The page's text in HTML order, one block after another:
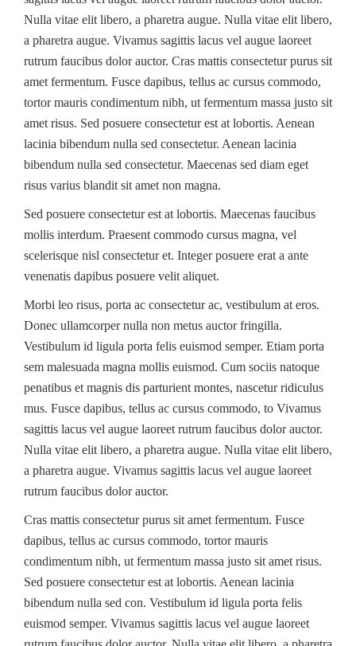
Nulla vitae elit libero, a pharetra augue. Nulla vitae elit libero,
a pharetra augue. Vivamus sagittis lacus vel augue laoreet
rutrum faucibus dolor auctor. Cras mattis consectetur purus sit
amet fermentum. Fusce dapibus, tellus ac cursus commodo,
tortor mauris condimentum nibh, ut fermentum massa justo sit
amet risus. Sed posuere consectetur est at lobortis. Aenean
lacinia bibendum nulla sed consectetur. Aenean lacinia
bibendum nulla sed consectetur. Maecenas sed diam eget
risus varius blandit sit amet non magna.
Sed posuere consectetur est at lobortis. Maecenas faucibus
mollis interdum. Praesent commodo cursus magna, vel
scelerisque nisl consectetur et. Integer posuere erat a ante
venenatis dapibus posuere velit aliquet.
Morbi leo risus, porta ac consectetur ac, vestibulum at eros.
Donec ullamcorper nulla non metus auctor fringilla.
Vestibulum id ligula porta felis euismod semper. Etiam porta
sem malesuada magna mollis euismod. Cum sociis natoque
penatibus et magnis dis parturient montes, nascetur ridiculus
mus. Fusce dapibus, tellus ac cursus commodo, to Vivamus
sagittis lacus vel augue laoreet rutrum faucibus dolor auctor.
Nulla vitae elit libero, a pharetra augue. Nulla vitae elit libero,
a pharetra augue. Vivamus sagittis lacus vel augue laoreet
rutrum faucibus dolor auctor.
Cras mattis consectetur purus sit amet fermentum. Fusce
dapibus, tellus ac cursus commodo, tortor mauris
condimentum nibh, ut fermentum massa justo sit amet risus.
Sed posuere consectetur est at lobortis. Aenean lacinia
bibendum nulla sed con. Vestibulum id ligula porta felis
euismod semper. Vivamus sagittis lacus vel augue laoreet